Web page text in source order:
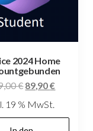
2024 Home
€Ursprünglicher
Preis
149,00 €
89,90€
19 % MwSt.